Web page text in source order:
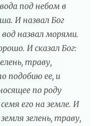
под небом в
И назвал Бог
назвал морями.
И сказал Бог:
траву,
подобию ее, и
по роду
его на земле. И
зелень, траву,